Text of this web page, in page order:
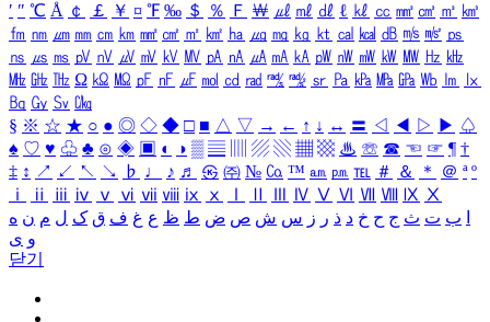
′ ″ ℃ Å ￠ ￡ ￥ ¤ ℉ ‰ ＄ ％ Ｆ ￦ ㎕ ㎖ ㎗ ℓ ㎘ ㏄ ㎣ ㎤ ㎥ ㎦
㎙ ㎚ ㎛ ㎜ ㎝ ㎞ ㎟ ㎠ ㎡ ㎢ ㏊ ㎍ ㎎ ㎏ ㏏ ㎈ ㎉ ㏈ ㎧ ㎨ ㎰
㎱ ㎲ ㎳ ㎴ ㎵ ㎶ ㎷ ㎸ ㎹ ㎀ ㎁ ㎂ ㎃ ㎄ ㎺ ㎻ ㎽ ㎾ ㎿ ㎐ ㎑
㎒ ㎓ ㎔ Ω ㏀ ㏁ ㎊ ㎋ ㎌ ㏖ ㏅ ㎭ ㎮ ㎯ ㏛ ㎩ ㎪ ㎫ ㎬ ㏝ ㏐
㏓
㏃ ㏉ ㏜ ㏆
§ ※ ☆ ★ ○ ● ◎ ◇ ◆ □ ■ △ ▽ → ← ↑ ↓ ↔ 〓 ◁ ◀ ▷ ▶ ♤
♠ ♡ ♥ ♧ ♣ ⊙ ◈ ▣ ◐ ◑ ▒ ▤ ▨ ▧ ▦ ▩ ♨ ☏ ☎ ☜ ☞ ¶ †
‡ ↕ ↗ ↙ ↖ ↘ ♭ ♩ ♪ ♬ ㉿ ㈜ № ㏇ ™ ㏂ ㏘ ℡ ＃ ＆ ＊ ＠ ª º
ⅰ
ⅱ ⅲ ⅳ ⅴ ⅵ ⅶ ⅷ ⅸ ⅹ Ⅳ Ⅴ Ⅵ Ⅶ Ⅷ Ⅸ Ⅹ
ب ت ث ج ح خ د ذ ر ز س ش ص ض ط ظ ع غ ف ق ک ل م ن ه
و ی
닫기